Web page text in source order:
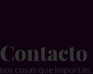
cosas que importan.